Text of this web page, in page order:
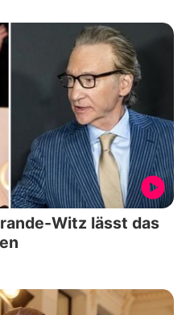
Witz lässt das